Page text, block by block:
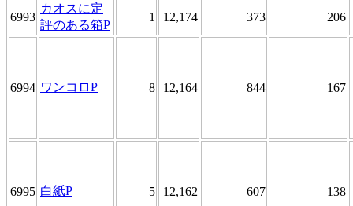
6993
カオスに定
評のある箱P
1 12,174 373 206
6994 ワンコロP 8 12,164 844 167
6995 白紙P 5 12,162 607 138